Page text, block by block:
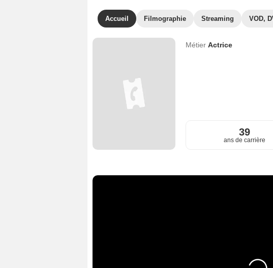
Accueil Filmographie Streaming VOD,
Métier Actrice
39
ans de carrière